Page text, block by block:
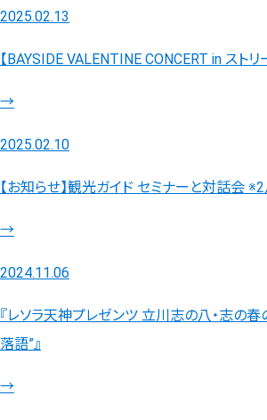
2025.02.13
【BAYSIDE VALENTINE CONCERT in ストリ
→
2025.02.10
【お知らせ】観光ガイド セミナーと対話会
→
2024.11.06
『レソラ天神プレゼンツ 立川志の八・志の春
落語”』
→